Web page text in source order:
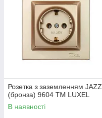
Розетка з заземленням JAZZ
(бронза) 9604 ТМ LUXEL
В наявності